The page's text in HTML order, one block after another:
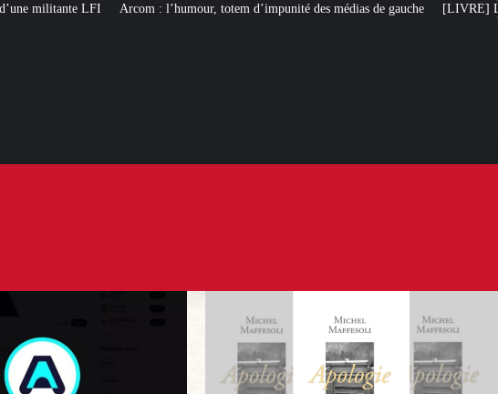
: l’humour, totem d’impunité des médias de gauche [LIVRE] L’autobiographie